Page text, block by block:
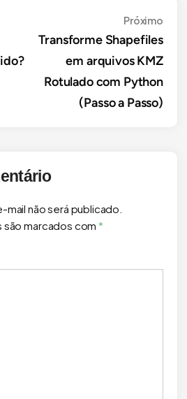
Próximo
Transforme Shapefiles
em arquivos KMZ
Rotulado com Python
(Passo a Passo)
não será publicado.
marcados com*